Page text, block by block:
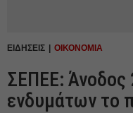
ΕΙΔΗΣΕΙΣ ΟΙΚΟΝΟΜΙΑ
ΣΕΠΕΕ: Άνοδος
ενδυμάτων το